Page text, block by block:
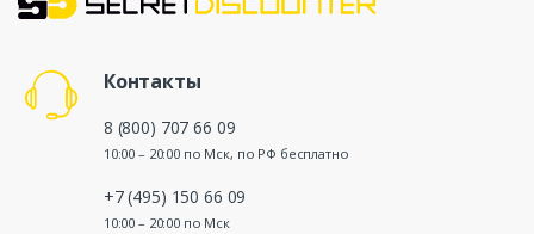
Контакты
8 (800) 707 66 09
10:00 – 20:00 по Мск, по РФ бесплатно
+7 (495) 150 66 09
10:00 – 20:00 по Мск